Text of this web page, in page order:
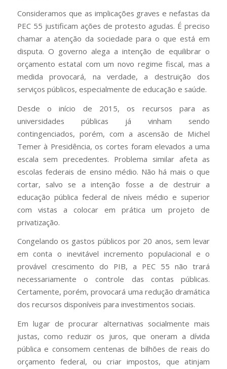
Consideramos que as implicações graves e nefastas da
PEC 55 justificam ações de protesto agudas. É preciso
chamar a atenção da sociedade para o que está em
disputa. O governo alega a intenção de equilibrar o
orçamento estatal com um novo regime fiscal, mas a
medida provocará, na verdade, a destruição dos
serviços públicos, especialmente de educação e saúde.
Desde o início de 2015, os recursos para as
universidades públicas já vinham sendo
contingenciados, porém, com a ascensão de Michel
Temer à Presidência, os cortes foram elevados a uma
escala sem precedentes. Problema similar afeta as
escolas federais de ensino médio. Não há mais o que
cortar, salvo se a intenção fosse a de destruir a
educação pública federal de níveis médio e superior
com vistas a colocar em prática um projeto de
privatização.
Congelando os gastos públicos por 20 anos, sem levar
em conta o inevitável incremento populacional e o
provável crescimento do PIB, a PEC 55 não trará
necessariamente o controle das contas públicas.
Certamente, porém, provocará uma redução dramática
dos recursos disponíveis para investimentos sociais.
Em lugar de procurar alternativas socialmente mais
justas, como reduzir os juros, que oneram a dívida
pública e consomem centenas de bilhões de reais do
orçamento federal, ou criar impostos, que atinjam